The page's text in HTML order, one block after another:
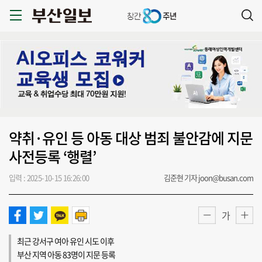
약취·유인 등 아동 대상 범죄 불안감에 지문
사전등록 ‘행렬’
입력 : 2025-10-15 16:26:00 김준현 기자 joon@busan.com
가
최근 강서구 여아 유인 시도 이후
부산 지역 아동 83명이 지문 등록